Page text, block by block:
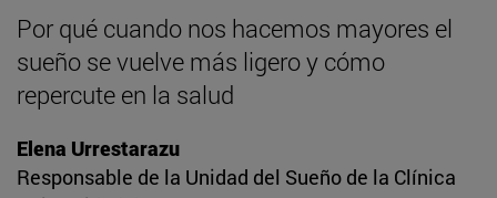
Por qué cuando nos hacemos mayores el
sueño se vuelve más ligero y cómo
repercute en la salud
Elena Urrestarazu
Responsable de la Unidad del Sueño de la Clínica